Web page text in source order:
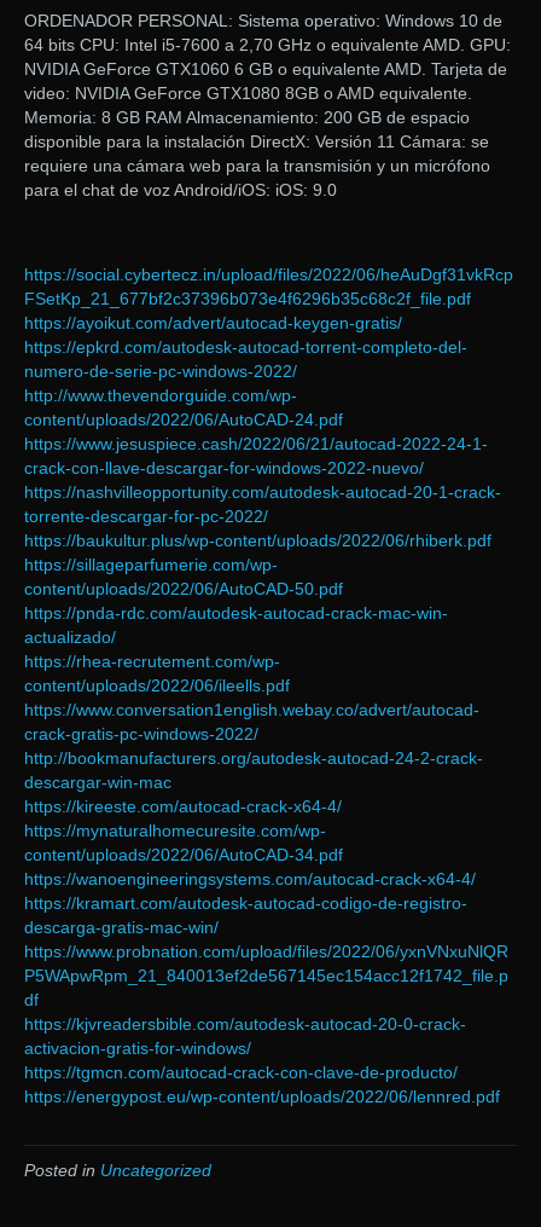
ORDENADOR PERSONAL: Sistema operativo: Windows 10 de
64 bits CPU: Intel i5-7600 a 2,70 GHz o equivalente AMD. GPU:
NVIDIA GeForce GTX1060 6 GB o equivalente AMD. Tarjeta de
video: NVIDIA GeForce GTX1080 8GB o AMD equivalente.
Memoria: 8 GB RAM Almacenamiento: 200 GB de espacio
disponible para la instalación DirectX: Versión 11 Cámara: se
requiere una cámara web para la transmisión y un micrófono
para el chat de voz Android/iOS: iOS: 9.0
https://social.cybertecz.in/upload/files/2022/06/heAuDgf31vkRcp
FSetKp_21_677bf2c37396b073e4f6296b35c68c2f_file.pdf
https://ayoikut.com/advert/autocad-keygen-gratis/
https://epkrd.com/autodesk-autocad-torrent-completo-del-
numero-de-serie-pc-windows-2022/
http://www.thevendorguide.com/wp-
content/uploads/2022/06/AutoCAD-24.pdf
https://www.jesuspiece.cash/2022/06/21/autocad-2022-24-1-
crack-con-llave-descargar-for-windows-2022-nuevo/
https://nashvilleopportunity.com/autodesk-autocad-20-1-crack-
torrente-descargar-for-pc-2022/
https://baukultur.plus/wp-content/uploads/2022/06/rhiberk.pdf
https://sillageparfumerie.com/wp-
content/uploads/2022/06/AutoCAD-50.pdf
https://pnda-rdc.com/autodesk-autocad-crack-mac-win-
actualizado/
https://rhea-recrutement.com/wp-
content/uploads/2022/06/ileells.pdf
https://www.conversation1english.webay.co/advert/autocad-
crack-gratis-pc-windows-2022/
http://bookmanufacturers.org/autodesk-autocad-24-2-crack-
descargar-win-mac
https://kireeste.com/autocad-crack-x64-4/
https://mynaturalhomecuresite.com/wp-
content/uploads/2022/06/AutoCAD-34.pdf
https://wanoengineeringsystems.com/autocad-crack-x64-4/
https://kramart.com/autodesk-autocad-codigo-de-registro-
descarga-gratis-mac-win/
https://www.probnation.com/upload/files/2022/06/yxnVNxuNlQR
P5WApwRpm_21_840013ef2de567145ec154acc12f1742_file.p
df
https://kjvreadersbible.com/autodesk-autocad-20-0-crack-
activacion-gratis-for-windows/
https://tgmcn.com/autocad-crack-con-clave-de-producto/
https://energypost.eu/wp-content/uploads/2022/06/lennred.pdf
Posted in Uncategorized